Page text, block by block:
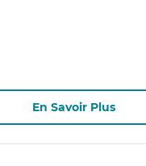
En Savoir Plus